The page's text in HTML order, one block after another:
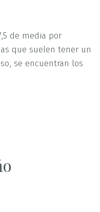
de media por
que suelen tener un
se encuentran los